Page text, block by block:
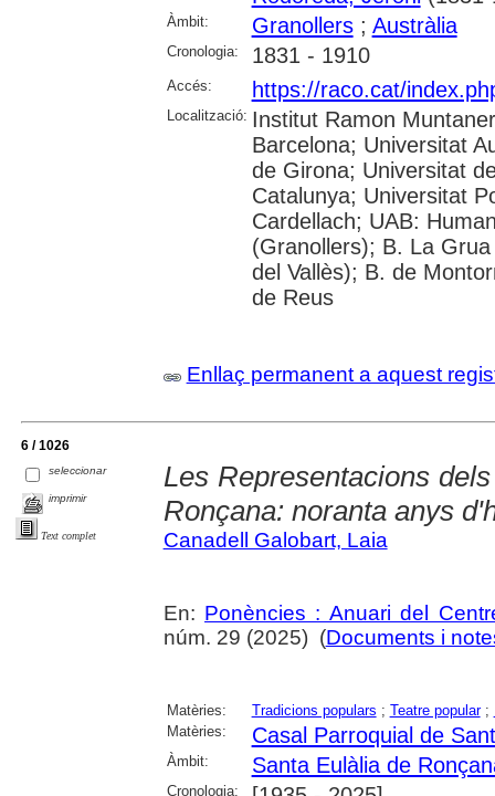
Àmbit: Granollers; Austràlia
Cronologia: 1831 - 1910
Accés: https://raco.cat/
Localització: Institut Ramon
Barcelona; Universitat
de Girona; Universitat
Catalunya; Universitat
Cardellach; UAB:
(Granollers); B. La
del Vallès); B. de
de Reus
Enllaç permanent a aquest
6 / 1026
seleccionar
imprimir
Text complet
Les Representacions
Ronçana: noranta anys
Canadell Galobart, Laia
En: Ponències : Anuari del
núm. 29 (2025) (Documents i
Matèries: Tradicions populars ; Teatre popular;
Matèries:
Casal Parroquial de
Àmbit: Santa Eulàlia de
Cronologia: